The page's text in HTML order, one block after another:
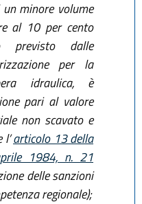
minore volume
al 10 per cento
previsto dalle
per la
idraulica, è
pari al valore
non scavato e
l’articolo 13 della
1984, n. 21
delle sanzioni
regionale);